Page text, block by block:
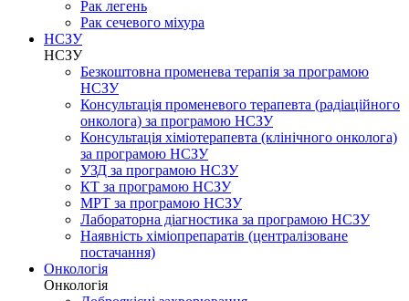
Рак легень
Рак сечевого міхура
НСЗУ
НСЗУ
Безкоштовна променева терапія за програмою
НСЗУ
Консультація променевого терапевта (радіаційного
онколога) за програмою НСЗУ
Консультація хіміотерапевта (клінічного онколога)
за програмою НСЗУ
УЗД за програмою НСЗУ
КТ за програмою НСЗУ
МРТ за програмою НСЗУ
Лабораторна діагностика за програмою НСЗУ
Наявність хіміопрепаратів (централізоване
постачання)
Онкологія
Онкологія